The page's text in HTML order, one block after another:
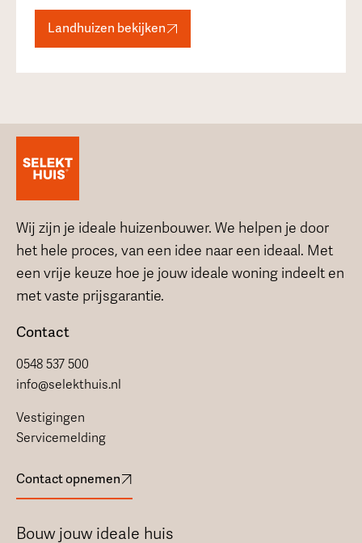
Landhuizen bekijken
Wij zijn je ideale huizenbouwer. We helpen je door
het hele proces, van een idee naar een ideaal. Met
een vrije keuze hoe je jouw ideale woning indeelt en
met vaste prijsgarantie.
Contact
0548 537 500
info@selekthuis.nl
Vestigingen
Servicemelding
Contact opnemen
Bouw jouw ideale huis